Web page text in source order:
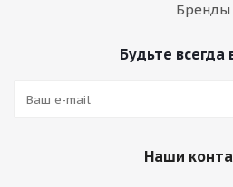
Бренды
Будьте всегда
Наши